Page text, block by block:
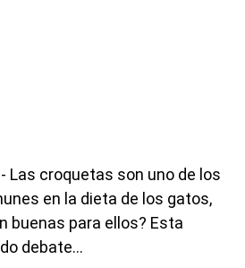
- Las croquetas son uno de los
en la dieta de los gatos,
buenas para ellos? Esta
debate...